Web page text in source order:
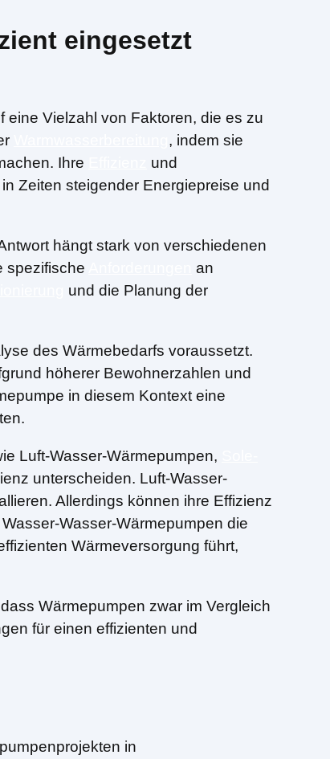
eingesetzt
eine Vielzahl von Faktoren, die es zu
, indem sie
Ihre
und
Zeiten steigender Energiepreise und
hängt stark von verschiedenen
spezifische
an
und die Planung der
des Wärmebedarfs voraussetzt.
höherer Bewohnerzahlen und
in diesem Kontext eine
Luft-Wasser-Wärmepumpen,
unterscheiden. Luft-Wasser-
Allerdings können ihre Effizienz
Wasser-Wärmepumpen die
Wärmeversorgung führt,
Wärmepumpen zwar im Vergleich
für einen effizienten und
in